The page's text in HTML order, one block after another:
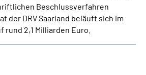
Mein Kundenportal
Beschlussverfahren
der DRV Saarland beläuft sich im
rund 2,1 Milliarden Euro.